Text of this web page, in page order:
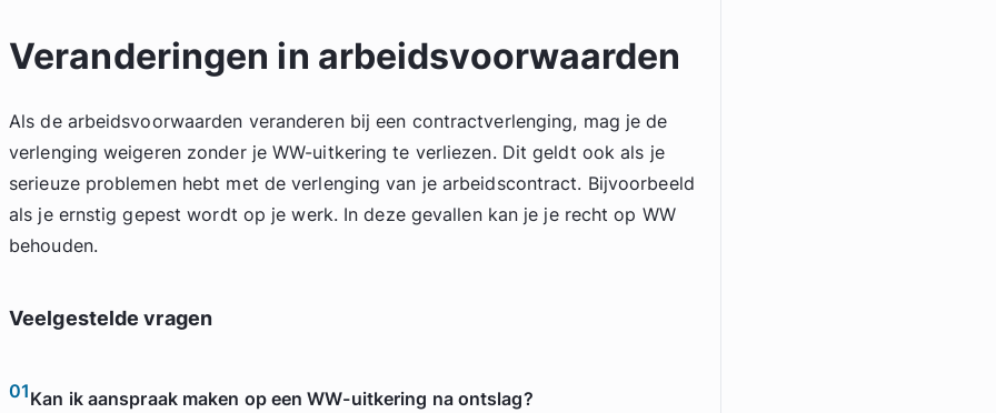
Veranderingen in arbeidsvoorwaarden
Als de arbeidsvoorwaarden veranderen bij een contractverlenging, mag je de
verlenging weigeren zonder je WW-uitkering te verliezen. Dit geldt ook als je
serieuze problemen hebt met de verlenging van je arbeidscontract. Bijvoorbeeld
als je ernstig gepest wordt op je werk. In deze gevallen kan je je recht op WW
behouden.
Veelgestelde vragen
01Kan ik aanspraak maken op een WW-uitkering na ontslag?